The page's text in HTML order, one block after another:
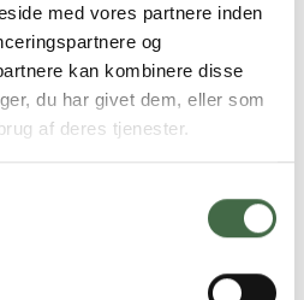
med vores partnere inden
og
kan kombinere disse
du har givet dem, eller som
af deres tjenester.
skal gøre, hvis du bliver